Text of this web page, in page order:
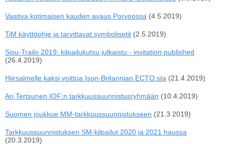
Vaativa kotimaisen kauden avaus Porvoossa (4.5.2019)
TiM käyttöohje ja tarvittavat symbolisetit (2.5.2019)
Sisu-Trailo 2019: kilpailukutsu julkaistu - invitation published
(26.4.2019)
Hiirsalmelle kaksi voittoa Ison-Britannian ECTO:sta (21.4.2019)
Ari Tertsunen IOF:n tarkkuussuunnistusryhmään (10.4.2019)
Suomen joukkue MM-tarkkuussuunnistukseen (21.3.2019)
Tarkkuussuunnistuksen SM-kilpailut 2020 ja 2021 haussa
(20.3.2019)